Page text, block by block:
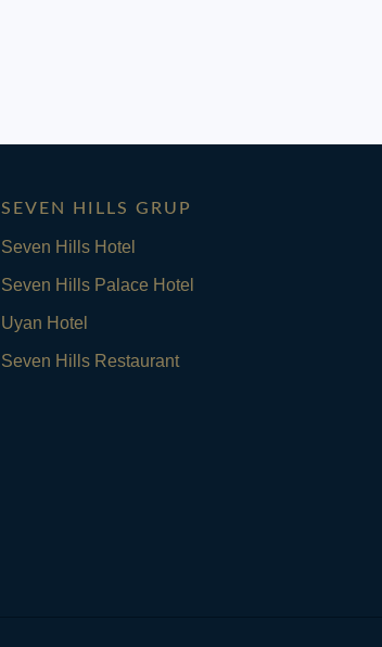
SEVEN HILLS GRUP
Seven Hills Hotel
Seven Hills Palace Hotel
Uyan Hotel
Seven Hills Restaurant